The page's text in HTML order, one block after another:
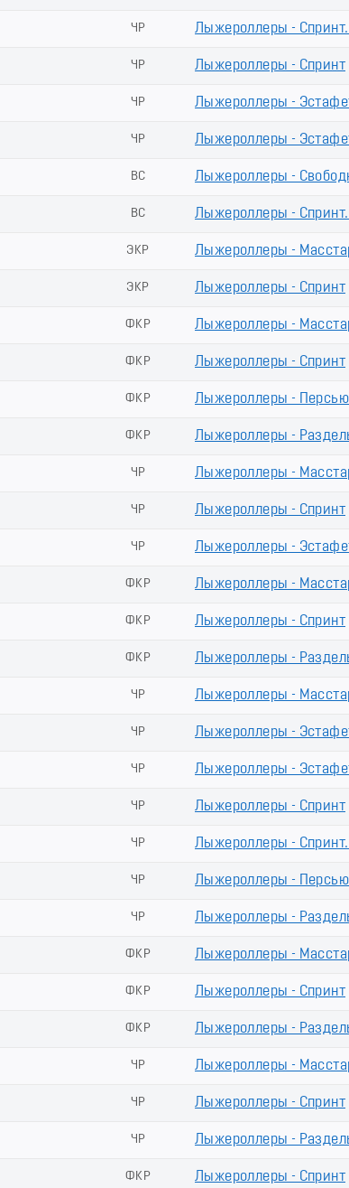
ЧР Лыжероллеры -
ЧР Лыжероллеры - Спринт
ЧР Лыжероллеры -
ЧР Лыжероллеры -
ВС Лыжероллеры -
ВС Лыжероллеры -
ЭКР Лыжероллеры -
ЭКР Лыжероллеры - Спринт
ФКР Лыжероллеры -
ФКР Лыжероллеры - Спринт
ФКР Лыжероллеры -
ФКР Лыжероллеры -
ЧР Лыжероллеры -
ЧР Лыжероллеры - Спринт
ЧР Лыжероллеры -
ФКР Лыжероллеры -
ФКР Лыжероллеры - Спринт
ФКР Лыжероллеры -
ЧР Лыжероллеры -
ЧР Лыжероллеры -
ЧР Лыжероллеры -
ЧР Лыжероллеры - Спринт
ЧР Лыжероллеры -
ЧР Лыжероллеры -
ЧР Лыжероллеры -
ФКР Лыжероллеры -
ФКР Лыжероллеры - Спринт
ФКР Лыжероллеры -
ЧР Лыжероллеры -
ЧР Лыжероллеры - Спринт
ЧР Лыжероллеры -
ФКР Лыжероллеры - Спринт